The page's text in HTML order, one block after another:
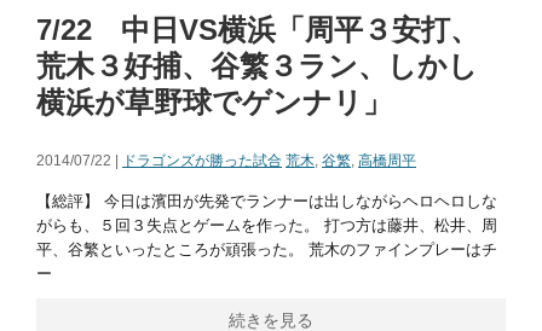
7/22 中日VS横浜「周平３安打、
荒木３好捕、谷繁３ラン、しかし
横浜が草野球でゲンナリ」
2014/07/22 | ドラゴンズが勝った試合 荒木, 谷繁, 高橋周平
【総評】 今日は濱田が先発でランナーは出しながらヘロヘロしな
がらも、５回３失点とゲームを作った。 打つ方は藤井、松井、周
平、谷繁といったところが頑張った。 荒木のファインプレーはチ
ー
続きを見る